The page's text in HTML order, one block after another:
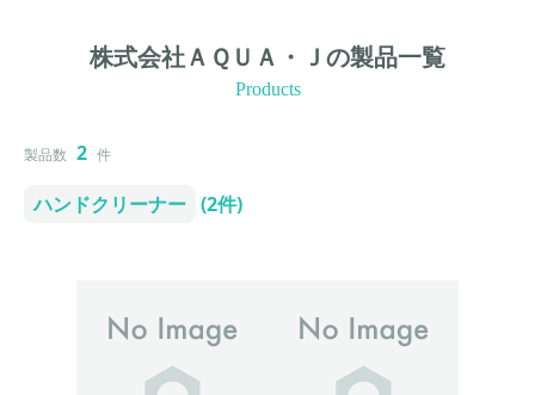
株式会社ＡＱＵＡ・Ｊの製品一覧
Products
製品数 2 件
ハンドクリーナー (2件)